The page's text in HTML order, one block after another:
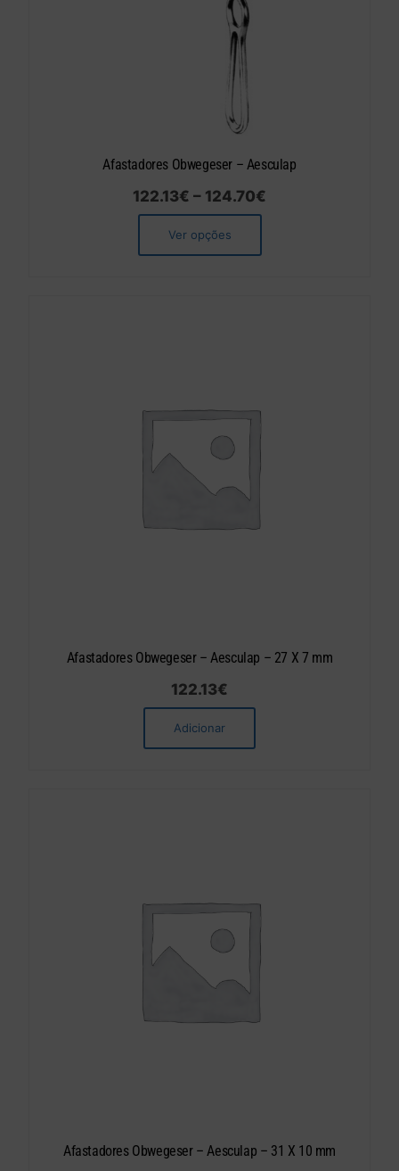
Afastadores Obwegeser – Aesculap
122.13€ – 124.70€
Ver opções
Afastadores Obwegeser – Aesculap – 27 X 7 mm
122.13€
Adicionar
Afastadores Obwegeser – Aesculap – 31 X 10 mm